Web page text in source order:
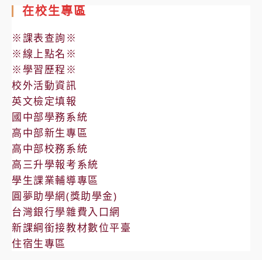
實
中
「緊
急
求
救
鈴」
及
「自
動
體
外
心
臟
在校生專區
※課表查詢※
※線上點名※
※學習歷程※
校外活動資訊
英文檢定填報
國中部學務系統
高中部新生專區
高中部校務系統
高三升學報考系統
學生課業輔導專區
圓夢助學網(獎助學金)
台灣銀行學雜費入口網
新課綱銜接教材數位平臺
住宿生專區